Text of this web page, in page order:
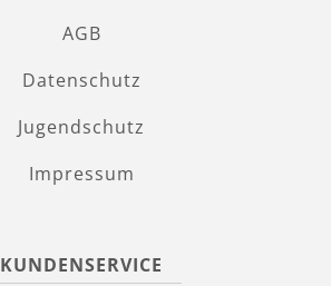
AGB
Datenschutz
Jugendschutz
Impressum
KUNDENSERVICE